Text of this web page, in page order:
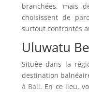
branchées, mais
choisissent de
surtout confrontés
Uluwatu
Située dans la
destination
à Bali. En ce lieu,